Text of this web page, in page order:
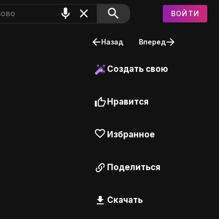
ВОЙТИ
Назад Вперед
Создать свою
Нравится
Избранное
Поделиться
Скачать